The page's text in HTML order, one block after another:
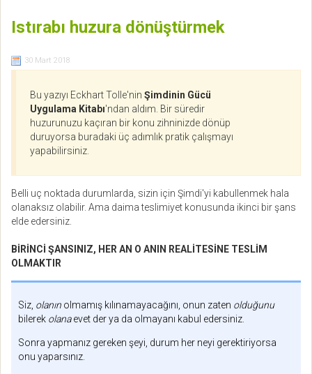
Istırabı huzura dönüştürmek
30 Mart 2018
Bu yazıyı Eckhart Tolle'nin Şimdinin Gücü
Uygulama Kitabı'ndan aldım. Bir süredir
huzurunuzu kaçıran bir konu zihninizde dönüp
duruyorsa buradaki üç adımlık pratik çalışmayı
yapabilirsiniz.
Belli uç noktada durumlarda, sizin için Şimdi'yi kabullenmek hala
olanaksız olabilir. Ama daima teslimiyet konusunda ikinci bir şans
elde edersiniz.
BİRİNCİ ŞANSINIZ, HER AN O ANIN REALİTESİNE TESLİM
OLMAKTIR
Siz, olanın olmamış kılınamayacağını, onun zaten olduğunu
bilerek olanaevet der ya da olmayanı kabul edersiniz.
Sonra yapmanız gereken şeyi, durum her neyi gerektiriyorsa
onu yaparsınız.